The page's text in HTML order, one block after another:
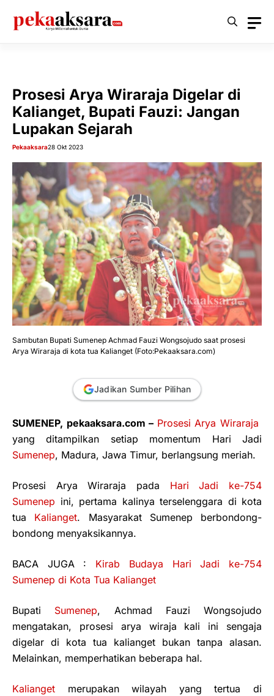
Prosesi Arya Wiraraja Digelar di
Kalianget, Bupati Fauzi: Jangan
Lupakan Sejarah
Pekaaksara28 Okt 2023
Sambutan Bupati Sumenep Achmad Fauzi Wongsojudo saat prosesi
Arya Wiraraja di kota tua Kalianget (Foto:Pekaaksara.com)
Jadikan Sumber Pilihan
SUMENEP, pekaaksara.com – Prosesi Arya Wiraraja
yang ditampilkan setiap momentum Hari Jadi
Sumenep, Madura, Jawa Timur, berlangsung meriah.
Prosesi Arya Wiraraja pada Hari Jadi ke-754
Sumenep ini, pertama kalinya terselenggara di kota
tua Kalianget. Masyarakat Sumenep berbondong-
bondong menyaksikannya.
BACA JUGA : Kirab Budaya Hari Jadi ke-754
Sumenep di Kota Tua Kalianget
Bupati Sumenep, Achmad Fauzi Wongsojudo
mengatakan, prosesi arya wiraja kali ini sengaja
digelar di kota tua kalianget bukan tanpa alasan.
Melainkan, memperhatikan beberapa hal.
Kalianget merupakan wilayah yang tertua di